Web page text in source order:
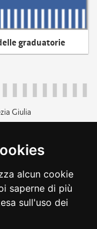
alcun cookie
saperne di più
sull'uso dei
graduatorie
Giulia
dichiarazione di
cookie